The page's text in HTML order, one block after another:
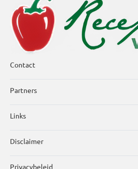
Contact
Partners
Links
Disclaimer
Privacybeleid